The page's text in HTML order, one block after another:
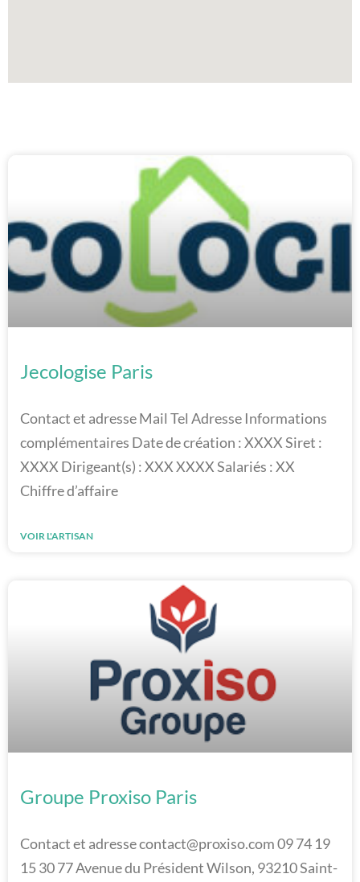
Jecologise Paris
Contact et adresse Mail Tel Adresse Informations
complémentaires Date de création : XXXX Siret :
XXXX Dirigeant(s) : XXX XXXX Salariés : XX
Chiffre d’affaire
VOIR L'ARTISAN
Groupe Proxiso Paris
Contact et adresse contact@proxiso.com 09 74 19
15 30 77 Avenue du Président Wilson, 93210 Saint-